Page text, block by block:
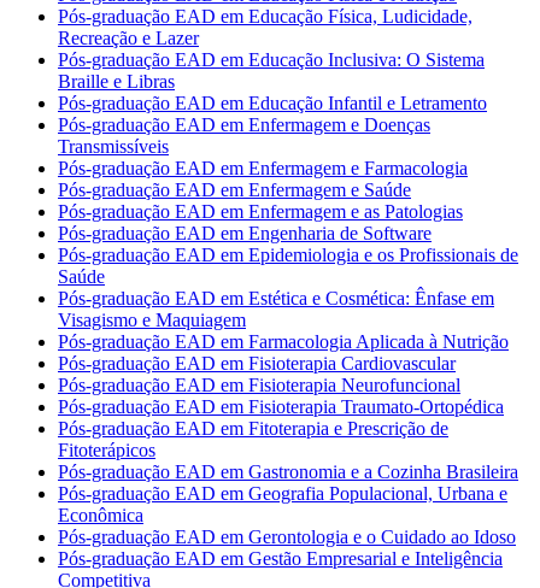
Pós-graduação EAD em Educação Física, Ludicidade,
Recreação e Lazer
Pós-graduação EAD em Educação Inclusiva: O Sistema
Braille e Libras
Pós-graduação EAD em Educação Infantil e Letramento
Pós-graduação EAD em Enfermagem e Doenças
Transmissíveis
Pós-graduação EAD em Enfermagem e Farmacologia
Pós-graduação EAD em Enfermagem e Saúde
Pós-graduação EAD em Enfermagem e as Patologias
Pós-graduação EAD em Engenharia de Software
Pós-graduação EAD em Epidemiologia e os Profissionais de
Saúde
Pós-graduação EAD em Estética e Cosmética: Ênfase em
Visagismo e Maquiagem
Pós-graduação EAD em Farmacologia Aplicada à Nutrição
Pós-graduação EAD em Fisioterapia Cardiovascular
Pós-graduação EAD em Fisioterapia Neurofuncional
Pós-graduação EAD em Fisioterapia Traumato-Ortopédica
Pós-graduação EAD em Fitoterapia e Prescrição de
Fitoterápicos
Pós-graduação EAD em Gastronomia e a Cozinha Brasileira
Pós-graduação EAD em Geografia Populacional, Urbana e
Econômica
Pós-graduação EAD em Gerontologia e o Cuidado ao Idoso
Pós-graduação EAD em Gestão Empresarial e Inteligência
Competitiva